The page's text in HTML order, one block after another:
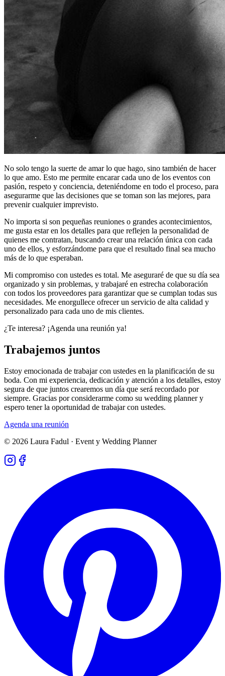
No solo tengo la suerte de amar lo que hago, sino también de hacer
lo que amo. Esto me permite encarar cada uno de los eventos con
pasión, respeto y conciencia, deteniéndome en todo el proceso, para
asegurarme que las decisiones que se toman son las mejores, para
prevenir cualquier imprevisto.
No importa si son pequeñas reuniones o grandes acontecimientos,
me gusta estar en los detalles para que reflejen la personalidad de
quienes me contratan, buscando crear una relación única con cada
uno de ellos, y esforzándome para que el resultado final sea mucho
más de lo que esperaban.
Mi compromiso con ustedes es total. Me aseguraré de que su día sea
organizado y sin problemas, y trabajaré en estrecha colaboración
con todos los proveedores para garantizar que se cumplan todas sus
necesidades. Me enorgullece ofrecer un servicio de alta calidad y
personalizado para cada uno de mis clientes.
¿Te interesa? ¡Agenda una reunión ya!
Trabajemos juntos
Estoy emocionada de trabajar con ustedes en la planificación de su
boda. Con mi experiencia, dedicación y atención a los detalles, estoy
segura de que juntos crearemos un día que será recordado por
siempre. Gracias por considerarme como su wedding planner y
espero tener la oportunidad de trabajar con ustedes.
Agenda una reunión
© 2026 Laura Fadul · Event y Wedding Planner